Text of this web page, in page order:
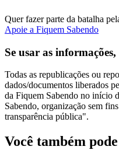
Quer fazer parte da batalha
Apoie a Fiquem Sabendo
Se usar as
Todas as republicações ou
dados/documentos liberados
da Fiquem Sabendo no início
Sabendo, organização sem
transparência pública".
Você também